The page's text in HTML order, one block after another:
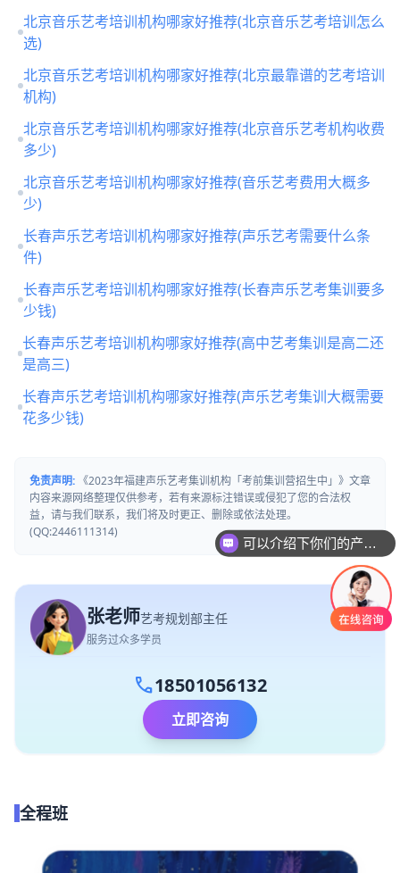
北京音乐艺考培训机构哪家好推荐(北京音乐艺考培训怎么
选)
北京音乐艺考培训机构哪家好推荐(北京最靠谱的艺考培训
机构)
北京音乐艺考培训机构哪家好推荐(北京音乐艺考机构收费
多少)
北京音乐艺考培训机构哪家好推荐(音乐艺考费用大概多
少)
长春声乐艺考培训机构哪家好推荐(声乐艺考需要什么条
件)
长春声乐艺考培训机构哪家好推荐(长春声乐艺考集训要多
少钱)
长春声乐艺考培训机构哪家好推荐(高中艺考集训是高二还
是高三)
长春声乐艺考培训机构哪家好推荐(声乐艺考集训大概需要
花多少钱)
免责声明: 《2023年福建声乐艺考集训机构「考前集训营招生中」》文章
内容来源网络整理仅供参考，若有来源标注错误或侵犯了您的合法权
益，请与我们联系，我们将及时更正、删除或依法处理。
(QQ:2446111314)
张老师艺考规划部主任
服务过众多学员
call18501056132
立即咨询
全程班
你们是怎么收费的呢